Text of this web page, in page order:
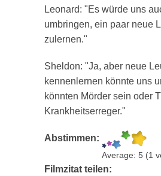
Leonard: "Es würde uns
umbringen, ein paar neue
zulernen."
Sheldon: "Ja, aber neue
kennenlernen könnte uns
könnten Mörder sein oder
Krankheitserreger."
Abstimmen:
Average: 5 (1
Filmzitat teilen: